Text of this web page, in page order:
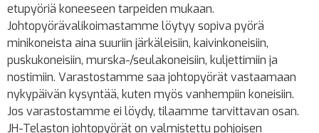
etupyöriä koneeseen tarpeiden mukaan.
Johtopyörävalikoimastamme löytyy sopiva pyörä
minikoneista aina suuriin järkäleisiin, kaivinkoneisiin,
puskukoneisiin, murska-/seulakoneisiin, kuljettimiin ja
nostimiin. Varastostamme saa johtopyörät vastaamaan
nykypäivän kysyntää, kuten myös vanhempiin koneisiin.
Jos varastostamme ei löydy, tilaamme tarvittavan osan.
JH-Telaston johtopyörät on valmistettu pohjoisen